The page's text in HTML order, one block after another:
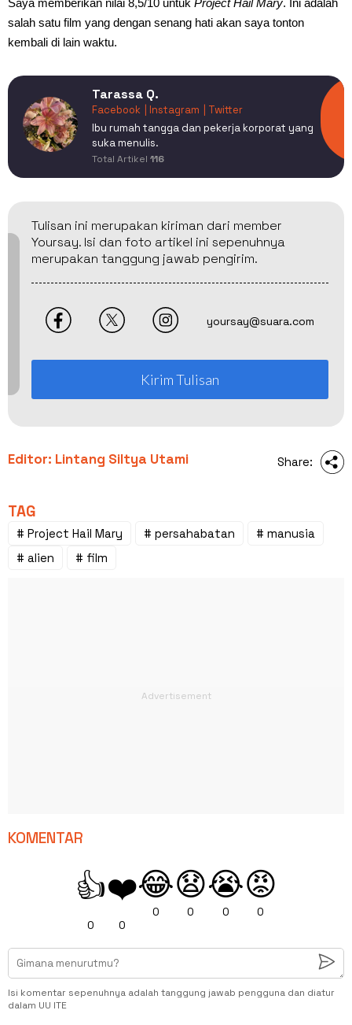
salah satu film yang dengan senang hati akan saya tonton
kembali di lain waktu.
Tarassa Q.
Facebook | Instagram
| Twitter
Ibu rumah tangga dan pekerja korporat yang
suka menulis.
Total Artikel 116
Tulisan ini merupakan kiriman dari member
Yoursay. Isi dan foto artikel ini sepenuhnya
merupakan tanggung jawab pengirim.
yoursay@suara.com
Kirim Tulisan
Editor: Lintang Siltya Utami Share:
TAG
# Project Hail Mary # persahabatan
# manusia
# alien
# film
KOMENTAR
👍
0
❤️
0
😂
0
😧
0
😭
0
😡
0
Isi komentar sepenuhnya adalah tanggung jawab pengguna dan diatur
dalam UU ITE